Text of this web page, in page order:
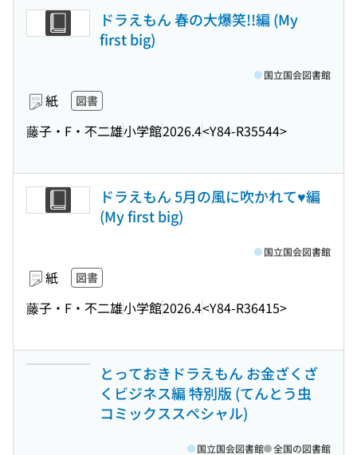
ドラえもん 春の大爆笑!!編 (My
first big)
紙 図書
藤子・F・不二雄小学館2026.4<Y84-R35544>
国立国会図書館
ドラえもん 5月の風に吹かれて♥編
(My first big)
紙 図書
藤子・F・不二雄小学館2026.4<Y84-R36415>
国立国会図書館
とっておきドラえもん お金ざくざ
くビジネス編 特別版 (てんとう虫
コミックススペシャル)
国立国会図書館 全国の図書館